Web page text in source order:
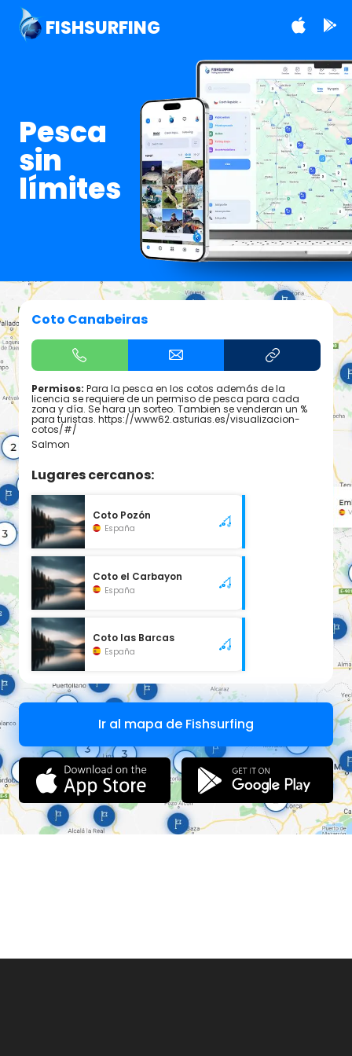
FISHSURFING
Pesca
sin
límites
Coto Canabeiras
Permisos: Para la pesca en los cotos además de la
licencia se requiere de un permiso de pesca para cada
zona y día. Se hara un sorteo. Tambien se venderan un %
para turistas. https://www62.asturias.es/visualizacion-
cotos/#/
Salmon
Lugares cercanos:
Coto Pozón
España
Coto el Carbayon
España
Coto las Barcas
España
Ir al mapa de Fishsurfing